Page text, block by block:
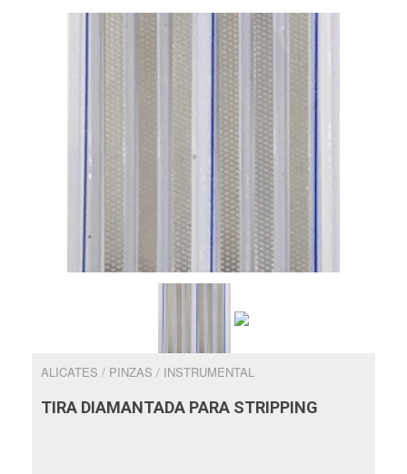
ALICATES / PINZAS / INSTRUMENTAL
TIRA DIAMANTADA PARA STRIPPING